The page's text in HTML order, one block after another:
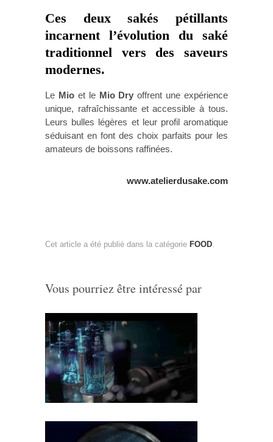
Ces deux sakés pétillants
incarnent l’évolution du saké
traditionnel vers des saveurs
modernes.
Le Mioet le Mio Dry offrent une expérience
unique, rafraîchissante et accessible à tous.
Leurs bulles légères et leur profil aromatique
séduisant en font des choix parfaits pour les
amateurs de boissons raffinées.
www.atelierdusake.com
Cet article a été publié dans la catégorie FOOD
Vous pourriez être intéressé par